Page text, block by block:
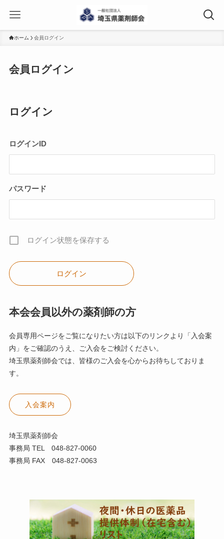
ホーム 会員ログイン
会員ログイン
ログイン
ログインID
パスワード
ログイン状態を保存する
本会会員以外の薬剤師の方
会員専用ページをご覧になりたい方は以下のリンクより「入会案
内」をご確認のうえ、ご入会をご検討ください。
埼玉県薬剤師会では、皆様のご入会を心からお待ちしておりま
す。
入会案内
埼玉県薬剤師会
事務局 TEL 048-827-0060
事務局 FAX 048-827-0063